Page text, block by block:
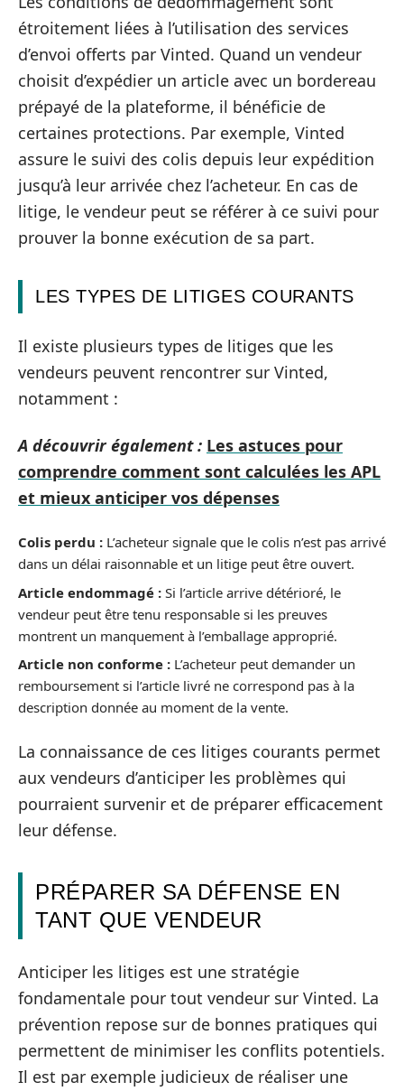
étroitement liées à l’utilisation des services
d’envoi offerts par Vinted. Quand un vendeur
choisit d’expédier un article avec un bordereau
prépayé de la plateforme, il bénéficie de
certaines protections. Par exemple, Vinted
assure le suivi des colis depuis leur expédition
jusqu’à leur arrivée chez l’acheteur. En cas de
litige, le vendeur peut se référer à ce suivi pour
prouver la bonne exécution de sa part.
LES TYPES DE LITIGES COURANTS
Il existe plusieurs types de litiges que les
vendeurs peuvent rencontrer sur Vinted,
notamment :
A découvrir également : Les astuces pour
comprendre comment sont calculées les APL
et mieux anticiper vos dépenses
Colis perdu : L’acheteur signale que le colis n’est pas arrivé
dans un délai raisonnable et un litige peut être ouvert.
Article endommagé : Si l’article arrive détérioré, le
vendeur peut être tenu responsable si les preuves
montrent un manquement à l’emballage approprié.
Article non conforme : L’acheteur peut demander un
remboursement si l’article livré ne correspond pas à la
description donnée au moment de la vente.
La connaissance de ces litiges courants permet
aux vendeurs d’anticiper les problèmes qui
pourraient survenir et de préparer efficacement
leur défense.
PRÉPARER SA DÉFENSE EN
TANT QUE VENDEUR
Anticiper les litiges est une stratégie
fondamentale pour tout vendeur sur Vinted. La
prévention repose sur de bonnes pratiques qui
permettent de minimiser les conflits potentiels.
Il est par exemple judicieux de réaliser une